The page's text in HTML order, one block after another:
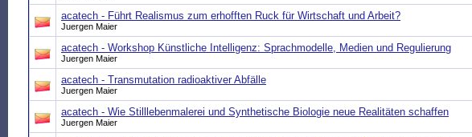
acatech - Führt Realismus zum erhofften Ruck für Wirtschaft und Arbeit?
Juergen Maier
acatech - Workshop Künstliche Intelligenz: Sprachmodelle, Medien und Regulierung
Juergen Maier
acatech - Transmutation radioaktiver Abfälle
Juergen Maier
acatech - Wie Stilllebenmalerei und Synthetische Biologie neue Realitäten schaffen
Juergen Maier